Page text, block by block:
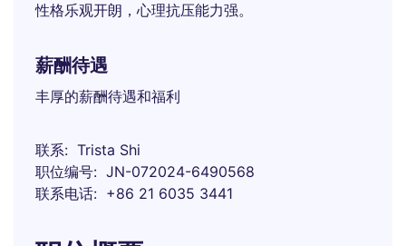
性格乐观开朗，心理抗压能力强。
薪酬待遇
丰厚的薪酬待遇和福利
联系
Trista Shi
职位编号
JN-072024-6490568
联系电话
+86 21 6035 3441